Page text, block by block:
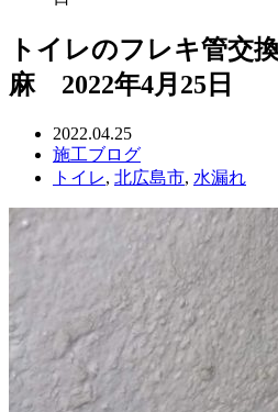
トイレのフレキ管交
麻 2022年4月25日
2022.04.25
施工ブログ
トイレ, 北広島市, 水漏れ